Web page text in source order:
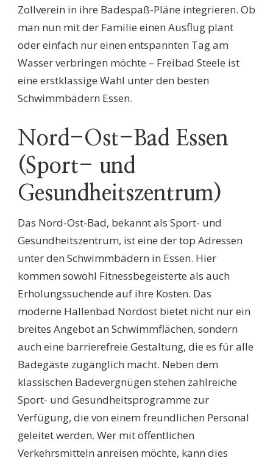
Zollverein in ihre Badespaß-Pläne integrieren. Ob
man nun mit der Familie einen Ausflug plant
oder einfach nur einen entspannten Tag am
Wasser verbringen möchte – Freibad Steele ist
eine erstklassige Wahl unter den besten
Schwimmbädern Essen.
Nord-Ost-Bad Essen
(Sport- und
Gesundheitszentrum)
Das Nord-Ost-Bad, bekannt als Sport- und
Gesundheitszentrum, ist eine der top Adressen
unter den Schwimmbädern in Essen. Hier
kommen sowohl Fitnessbegeisterte als auch
Erholungssuchende auf ihre Kosten. Das
moderne Hallenbad Nordost bietet nicht nur ein
breites Angebot an Schwimmflächen, sondern
auch eine barrierefreie Gestaltung, die es für alle
Badegäste zugänglich macht. Neben dem
klassischen Badevergnügen stehen zahlreiche
Sport- und Gesundheitsprogramme zur
Verfügung, die von einem freundlichen Personal
geleitet werden. Wer mit öffentlichen
Verkehrsmitteln anreisen möchte, kann dies